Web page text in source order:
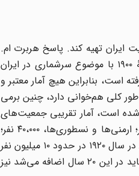
جمعیت ایران تهیه کند. پاسخ هربرت ام.
باوِن، وزیرمختار وقت آمریکا در ۱۵ مارس ۱۹۰۰ ارسال شد:«احتراماً بدین‌وسیله دریافت بخشنامۀ ۲۰ ژانویۀ ۱۹۰۰ با موضوع سرشماری در ایران
است، بنابراین هیچ آمار معتبر و
کلی هم‌خوانی دارد، چنین برمی
که به پیوست ارسال شده است، آمار تقریبی جمعیت‌های
تشکیل دهنده را نشان می‌دهد.» این آمار به قرار زیر بود: مسلمانان، ۱۱,۹ میلیون نفر؛ یهودیان، ۵۰،۰۰۰ نفر؛ ارمنی‌ها و نسطوری‌ها، ۴۰،۰۰۰ نفر؛
زردشتی‌ها، ۵،۰۰۰ نفر؛ و اتباع خارجی، ۱،۵۰۰ نفر. لازم به ذکر است که برآورد سفارت آمریکا از جمعیت ایران در سال ۱۹۲۰ در حدود ۱۰ میلیون نفر
بود: بدین معنا که نه فقط جمعیت ایران در این سال ۲ میلیون نفر کمتر از سال ۱۹۰۰ بود، بلکه جمعیتی که باید در این ۲۰ سال اضافه می‌شد نیز